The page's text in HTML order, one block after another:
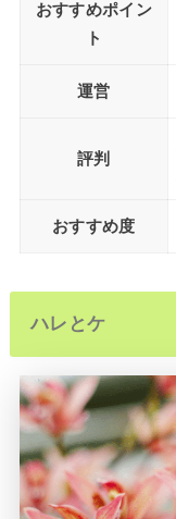
おすすめポイン
ト
運営
評判
おすすめ度
ハレとケ